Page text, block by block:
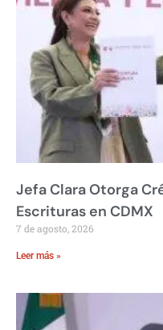
Jefa Clara Otorga
Escrituras en CDMX
7 de agosto, 2026
Leer más »